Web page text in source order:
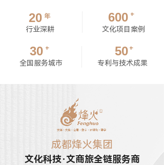
年
行业深耕 文化项目案例
全国服务城市
+
专利与技术成果
600
30 50
20
+
+
成都烽火集团
文化科技·文商旅全链服务商